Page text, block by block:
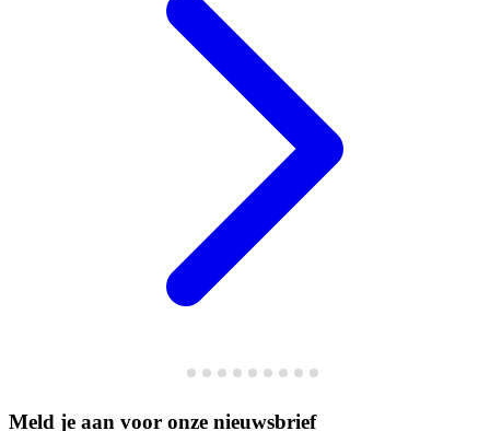
Meld je aan voor onze nieuwsbrief